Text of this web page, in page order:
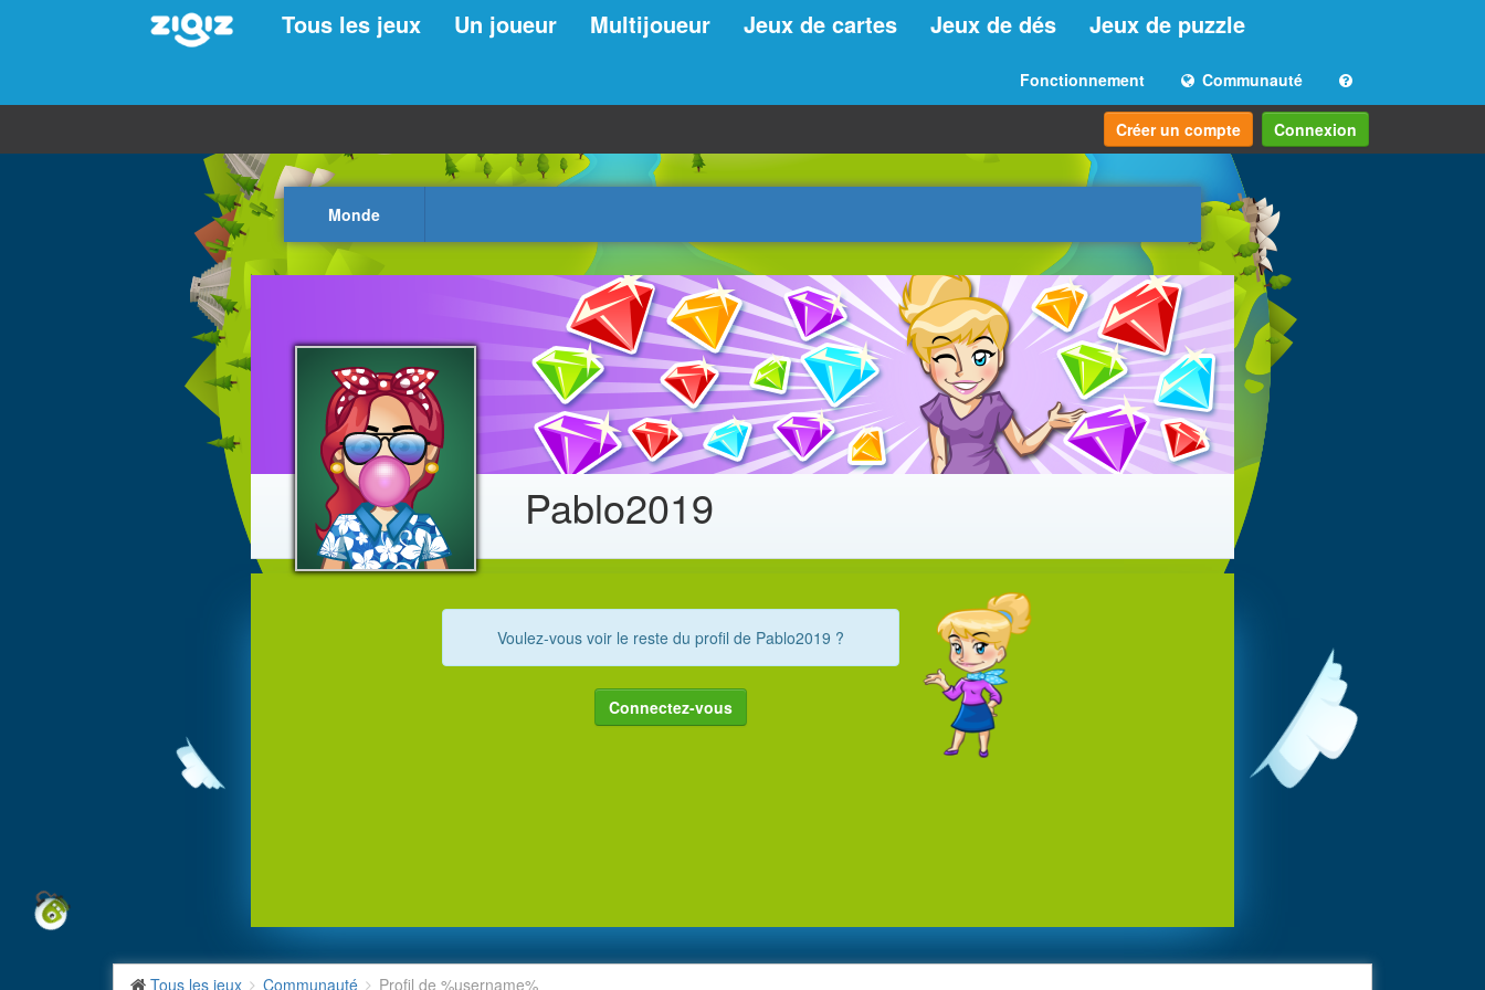
Tous les jeux Un joueur Multijoueur Jeux de cartes Jeux de dés Jeux de puzzle
Fonctionnement Communauté
Créer un compte Connexion
Monde
Pablo2019
Voulez-vous voir le reste du profil de Pablo2019 ?
Connectez-vous
Tous les jeux Communauté Profil de %username%